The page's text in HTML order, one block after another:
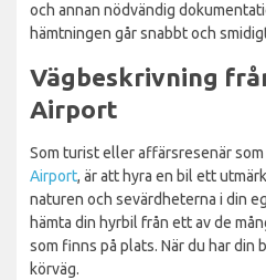
och annan nödvändig
hämtningen går snabbt och
Vägbeskrivning
Airport
Som turist eller affärsresenär
Airport, är att hyra en bil ett
naturen och sevärdheterna i din
hämta din hyrbil från ett av de
som finns på plats. När du har din
körväg.